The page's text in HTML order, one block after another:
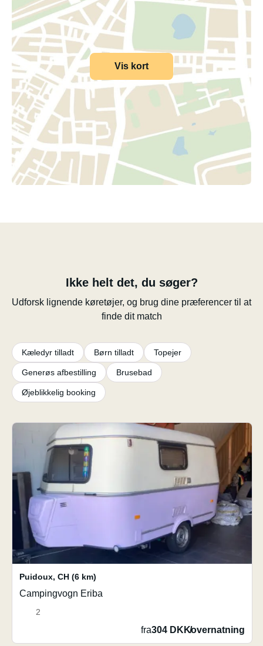
Vis kort
Ikke helt det, du søger?
Udforsk lignende køretøjer, og brug dine præferencer til at
finde dit match
Kæledyr tilladt Børn tilladt Topejer
Generøs afbestilling Brusebad
Øjeblikkelig booking
Puidoux, CH (6 km)
Campingvogn Eriba
2
fra304 DKK/overnatning